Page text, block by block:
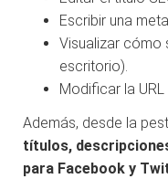
Escribir una
Visualizar cómo
escritorio).
Modificar la
Además, desde la
títulos,
para Facebook y